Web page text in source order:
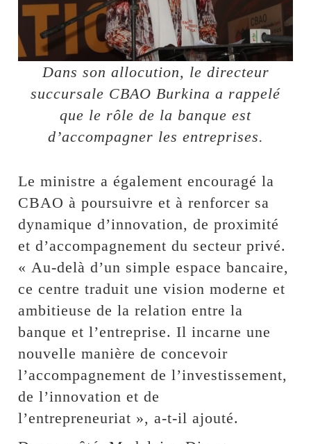
Dans son allocution, le directeur
succursale CBAO Burkina a rappelé
que le rôle de la banque est
d’accompagner les entreprises.
Le ministre a également encouragé la
CBAO à poursuivre et à renforcer sa
dynamique d’innovation, de proximité
et d’accompagnement du secteur privé.
« Au-delà d’un simple espace bancaire,
ce centre traduit une vision moderne et
ambitieuse de la relation entre la
banque et l’entreprise. Il incarne une
nouvelle manière de concevoir
l’accompagnement de l’investissement,
de l’innovation et de
l’entrepreneuriat », a-t-il ajouté.